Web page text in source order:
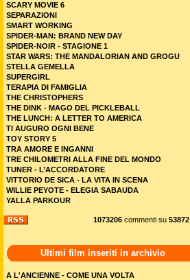
SCARY MOVIE 6
SEPARAZIONI
SMART WORKING
SPIDER-MAN: BRAND NEW DAY
SPIDER-NOIR - STAGIONE 1
STAR WARS: THE MANDALORIAN AND GROGU
STELLA GEMELLA
SUPERGIRL
TERAPIA DI FAMIGLIA
THE CHRISTOPHERS
THE DINK - MAGO DEL PICKLEBALL
THE LUNCH: A LETTER TO AMERICA
TI AUGURO OGNI BENE
TOY STORY 5
TRA AMORE E INGANNI
TRE CHILOMETRI ALLA FINE DEL MONDO
TUNER - L’ACCORDATORE
VITTORIO DE SICA - LA VITA IN SCENA
WILLIE PEYOTE - ELEGIA SABAUDA
YALLA PARKOUR
1073206 commenti su 53872
Ultimi film inseriti in archivio
A L'ANCIENNE - COME UNA VOLTA